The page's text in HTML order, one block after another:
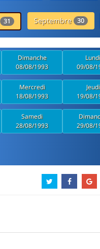
31 Septembre 30
Dimanche
08/08/1993
Lundi
09/08/
Mercredi
18/08/1993
Jeudi
19/08/
Samedi
28/08/1993
29/08/